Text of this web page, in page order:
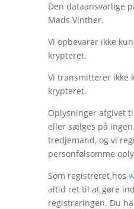
Den dataansvarlige
Mads Vinther.
Vi opbevarer ikke
krypteret.
Vi transmitterer ikke
krypteret.
Oplysninger afgivet
eller sælges på
tredjemand, og vi
personfølsomme
Som registreret hos
altid ret til at gøre
registreringen. Du